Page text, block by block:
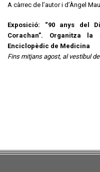
A càrrec de l’autor i d’Àngel
Exposició: “90 anys del
Corachan”. Organitza
Enciclopèdic de Medicina
Fins mitjans agost, al vestíbul